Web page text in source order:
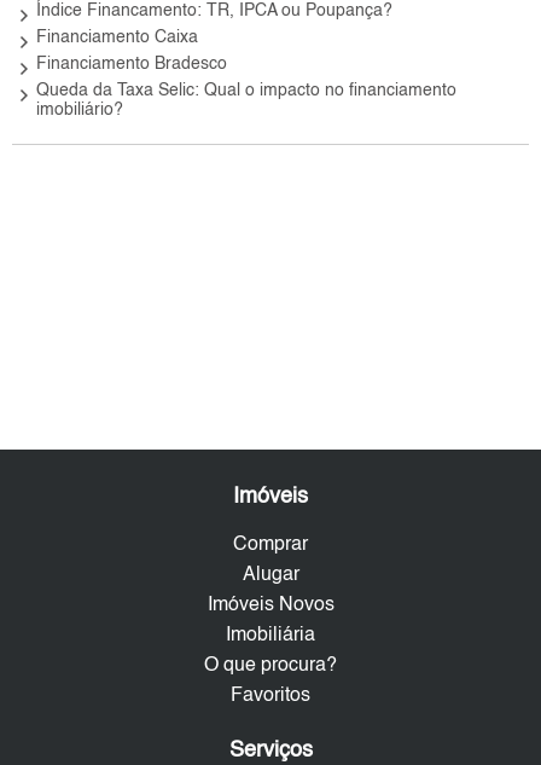
keyboard_arrow_right Índice Financamento: TR, IPCA ou Poupança?
keyboard_arrow_right Financiamento Caixa
keyboard_arrow_right Financiamento Bradesco
keyboard_arrow_right Queda da Taxa Selic: Qual o impacto no financiamento
imobiliário?
Imóveis
Comprar
Alugar
Imóveis Novos
Imobiliária
O que procura?
Favoritos
Serviços